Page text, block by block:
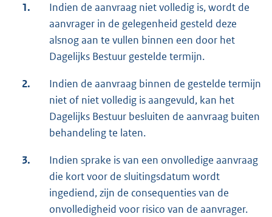
1.
Indien de aanvraag niet volledig is, wordt de
aanvrager in de gelegenheid gesteld deze
alsnog aan te vullen binnen een door het
Dagelijks Bestuur gestelde termijn.
2.
Indien de aanvraag binnen de gestelde termijn
niet of niet volledig is aangevuld, kan het
Dagelijks Bestuur besluiten de aanvraag buiten
behandeling te laten.
3.
Indien sprake is van een onvolledige aanvraag
die kort voor de sluitingsdatum wordt
ingediend, zijn de consequenties van de
onvolledigheid voor risico van de aanvrager.